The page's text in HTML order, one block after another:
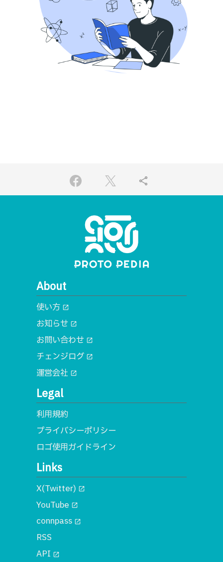
share
About
使い方 open_in_new
お知らせ open_in_new
お問い合わせ open_in_new
チェンジログ open_in_new
運営会社 open_in_new
Legal
利用規約
プライバシーポリシー
ロゴ使用ガイドライン
Links
X(Twitter) open_in_new
YouTube open_in_new
connpass open_in_new
RSS
API open_in_new